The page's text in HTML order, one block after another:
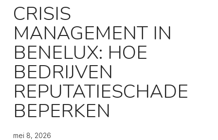
CRISIS
MANAGEMENT IN
BENELUX: HOE
BEDRIJVEN
REPUTATIESCHADE
BEPERKEN
mei 8, 2026